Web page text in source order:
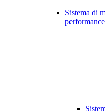
Sistema di
performance